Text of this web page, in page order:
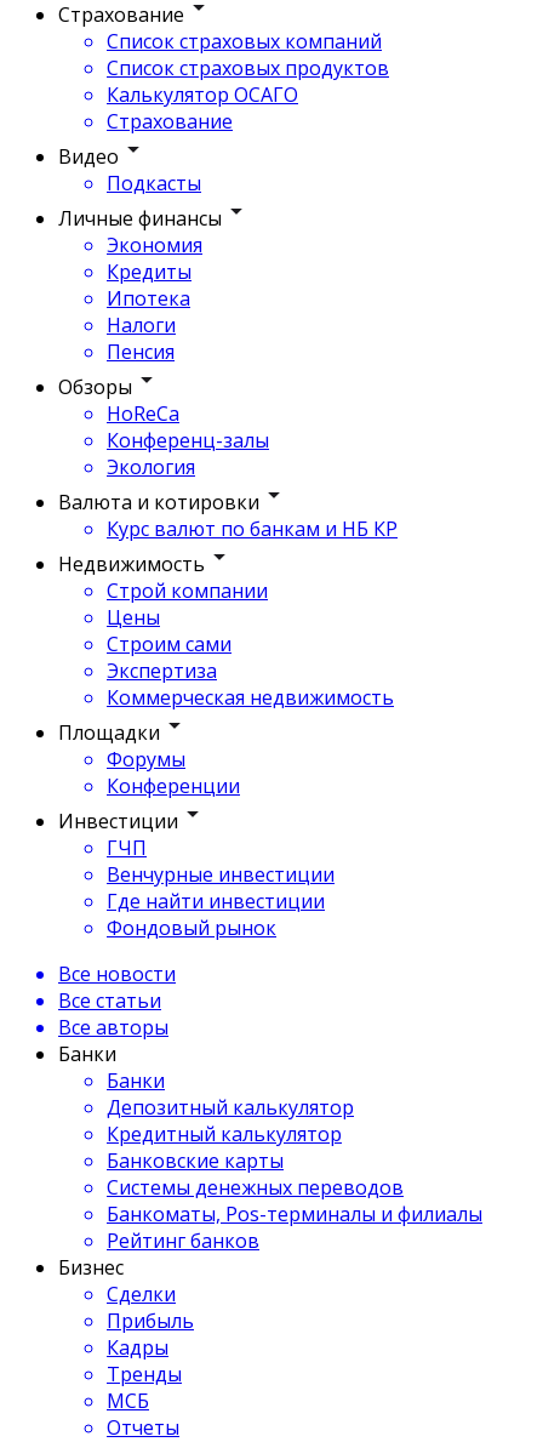
Страхование
Список страховых компаний
Список страховых продуктов
Калькулятор ОСАГО
Страхование
Видео
Подкасты
Личные финансы
Экономия
Кредиты
Ипотека
Налоги
Пенсия
Обзоры
HoReCa
Конференц-залы
Экология
Валюта и котировки
Курс валют по банкам и НБ КР
Недвижимость
Строй компании
Цены
Строим сами
Экспертиза
Коммерческая недвижимость
Площадки
Форумы
Конференции
Инвестиции
ГЧП
Венчурные инвестиции
Где найти инвестиции
Фондовый рынок
Все новости
Все статьи
Все авторы
Банки
Банки
Депозитный калькулятор
Кредитный калькулятор
Банковские карты
Системы денежных переводов
Банкоматы, Pos-терминалы и филиалы
Рейтинг банков
Бизнес
Сделки
Прибыль
Кадры
Тренды
МСБ
Отчеты